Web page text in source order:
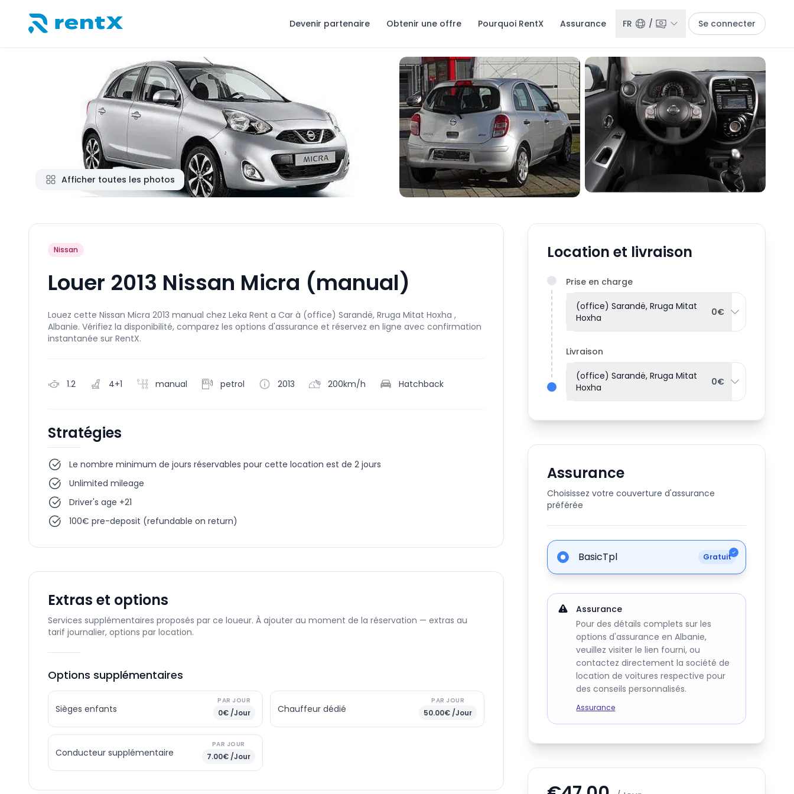
Devenir partenaire Obtenir une offre Pourquoi RentX Assurance FR / Se connecter
Afficher toutes les photos
Nissan
Louer 2013 Nissan Micra (manual)
Louez cette Nissan Micra 2013 manual chez Leka Rent a Car à (office) Sarandë, Rruga Mitat Hoxha ,
Albanie. Vérifiez la disponibilité, comparez les options d'assurance et réservez en ligne avec confirmation
instantanée sur RentX.
1.2 4+1 manual petrol 2013 200km/h Hatchback
Stratégies
Le nombre minimum de jours réservables pour cette location est de 2 jours
Unlimited mileage
Driver's age +21
100€ pre-deposit (refundable on return)
Extras et options
Services supplémentaires proposés par ce loueur. À ajouter au moment de la réservation — extras au
tarif journalier, options par location.
Options supplémentaires
Sièges enfants
PAR JOUR
0€ /Jour Chauffeur dédié
PAR JOUR
50.00€ /Jour
Conducteur supplémentaire
PAR JOUR
7.00€ /Jour
Location et livraison
Prise en charge
(office) Sarandë, Rruga Mitat
Hoxha
0€
Livraison
(office) Sarandë, Rruga Mitat
Hoxha
0€
Assurance
Choisissez votre couverture d'assurance
préférée
BasicTpl Gratuit
Assurance
Pour des détails complets sur les
options d'assurance en Albanie,
veuillez visiter le lien fourni, ou
contactez directement la société de
location de voitures respective pour
des conseils personnalisés.
Assurance